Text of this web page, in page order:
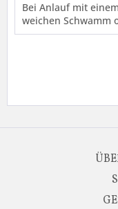
Bei Anlauf mit
weichen Schwamm